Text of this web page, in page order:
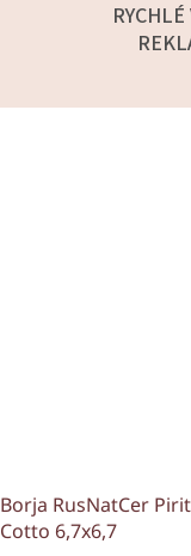
Borja RusNatCer
Cotto 6,7x6,7